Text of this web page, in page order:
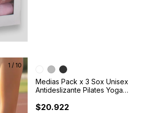
1 / 10
Medias Pack x 3 Sox Unisex
Antideslizante Pilates Yoga
$20.922